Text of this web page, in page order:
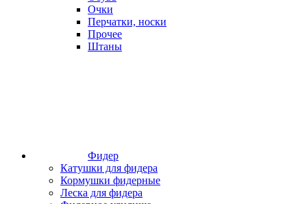
Очки
Перчатки, носки
Прочее
Штаны
Фидер
Катушки для фидера
Кормушки фидерные
Леска для фидера